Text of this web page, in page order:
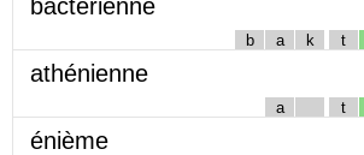
bactérienne
b a k t
athénienne
a t
énième